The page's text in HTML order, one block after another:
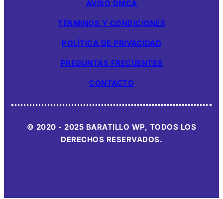
AVISO DMCA
TÉRMINOS Y CONDICIONES
POLÍTICA DE PRIVACIDAD
PREGUNTAS FRECUENTES
CONTACTO
© 2020 - 2025 BARATILLO WP, TODOS LOS
DERECHOS RESERVADOS.